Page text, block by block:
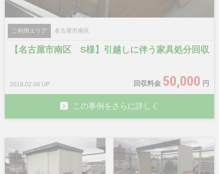
ご利用エリア 名古屋市南区
【名古屋市南区 S様】引越しに伴う家具処分回収
2018.02.06 UP 回収料金 50,000 円
この事例をさらに詳しく